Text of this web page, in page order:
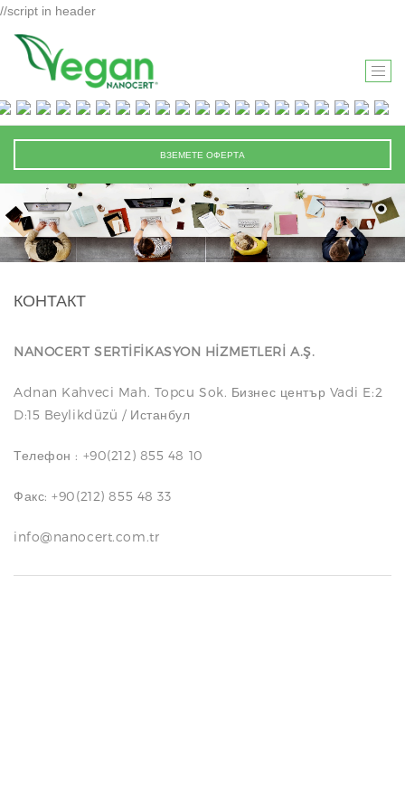
//script in header
T
O
G
G
L
N
A
V
O
ВЗЕМЕТЕ ОФЕРТА
КОНТАКТ
NANOCERT SERTİFİKASYON HİZMETLERİ A.Ş.
Adnan Kahveci Mah. Topcu Sok. Бизнес център Vadi E:2
D:15 Beylikdüzü / Истанбул
Телефон : +90(212) 855 48 10
Факс: +90(212) 855 48 33
info@nanocert.com.tr